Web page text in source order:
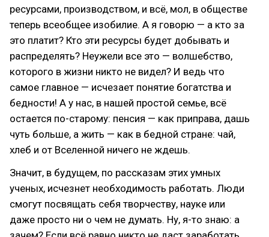
ресурсами, производством, и всё, мол, в обществе
теперь всеобщее изобилие. А я говорю — а кто за
это платит? Кто эти ресурсы будет добывать и
распределять? Неужели все это — волшебство,
которого в жизни никто не видел? И ведь что
самое главное — исчезает понятие богатства и
бедности! А у нас, в нашей простой семье, всё
остается по-старому: пенсия — как приправа, дашь
чуть больше, а жить — как в бедной стране: чай,
хлеб и от Вселенной ничего не ждешь.
Значит, в будущем, по рассказам этих умных
ученых, исчезнет необходимость работать. Люди
смогут посвящать себя творчеству, науке или
даже просто ни о чем не думать. Ну, я-то знаю: а